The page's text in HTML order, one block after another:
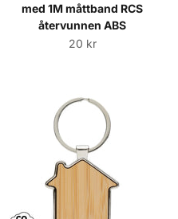
med 1M måttband RCS
återvunnen ABS
Sale price
20 kr